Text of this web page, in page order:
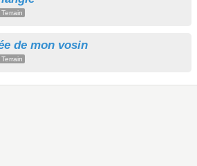
de mon vosin